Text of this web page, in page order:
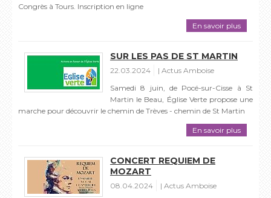
Congrès à Tours. Inscription en ligne
En savoir plus
SUR LES PAS DE ST MARTIN
22.03.2024
Actus Amboise
Samedi 8 juin, de Pocé-sur-Cisse à St
Martin le Beau, Église Verte propose une
marche pour découvrir le chemin de Trèves - chemin de St Martin
En savoir plus
CONCERT REQUIEM DE
MOZART
08.04.2024
Actus Amboise